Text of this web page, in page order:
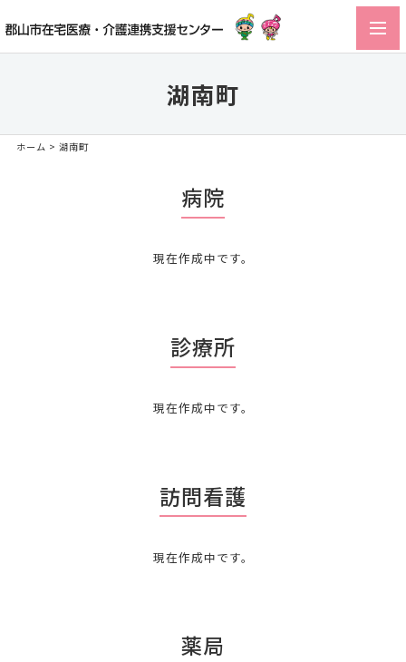
湖南町
ホーム > 湖南町
病院
現在作成中です。
診療所
現在作成中です。
訪問看護
現在作成中です。
薬局